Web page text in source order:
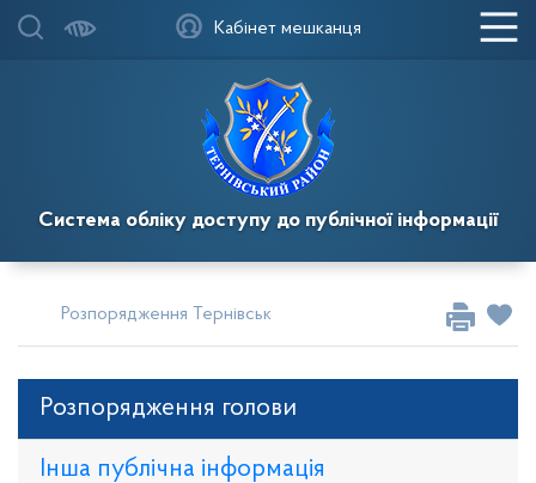
Система обліку доступу до публічної інформації
Кабінет мешканця
Розпорядження Тернівського районного голови
Розпорядження голови
Інша публічна інформація